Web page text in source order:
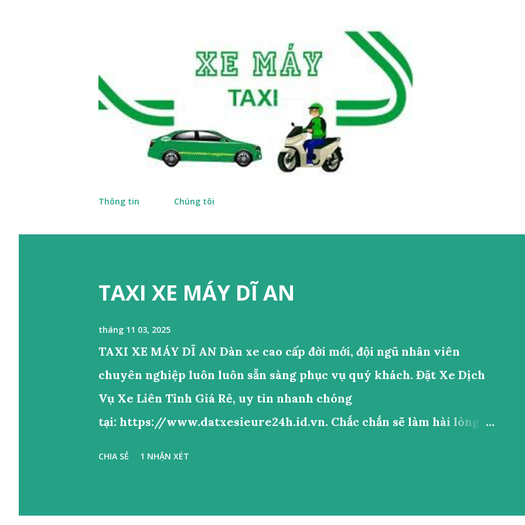
Thông tin Chúng tôi
TAXI XE MÁY DĨ AN
tháng 11 03, 2025
TAXI XE MÁY DĨ AN Dàn xe cao cấp đời mới, đội ngũ nhân viên
chuyên nghiệp luôn luôn sẵn sàng phục vụ quý khách. Đặt Xe Dịch
Vụ Xe Liên Tỉnh Giá Rẻ, uy tin nhanh chóng
tại: https://www.datxesieure24h.id.vn. Chắc chắn sẽ làm hài lòng
24H ☎️ 0919525428 ☎️ DỊCH VỤ XE MÁY , TAXI 4 CHỖ, 7 CHỖ 16 CHỖ
CHIA SẺ 1 NHẬN XÉT